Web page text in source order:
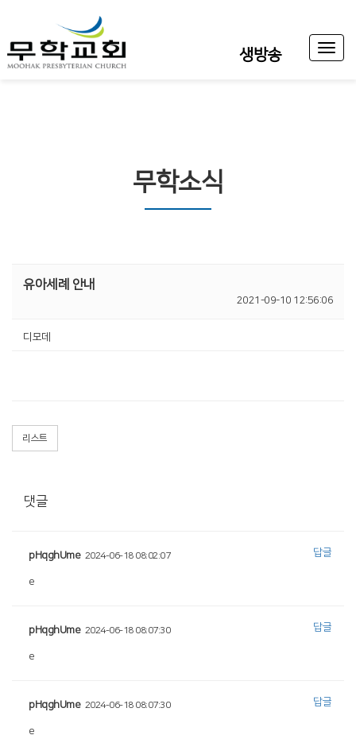
생방송
Toggle
무학소식
유아세례 안내
2021-09-10 12:56:06
디모데
리스트
댓글
pHqghUme 2024-06-18 08:02:07
e
답글
pHqghUme 2024-06-18 08:07:30
e
답글
pHqghUme 2024-06-18 08:07:30
e
답글